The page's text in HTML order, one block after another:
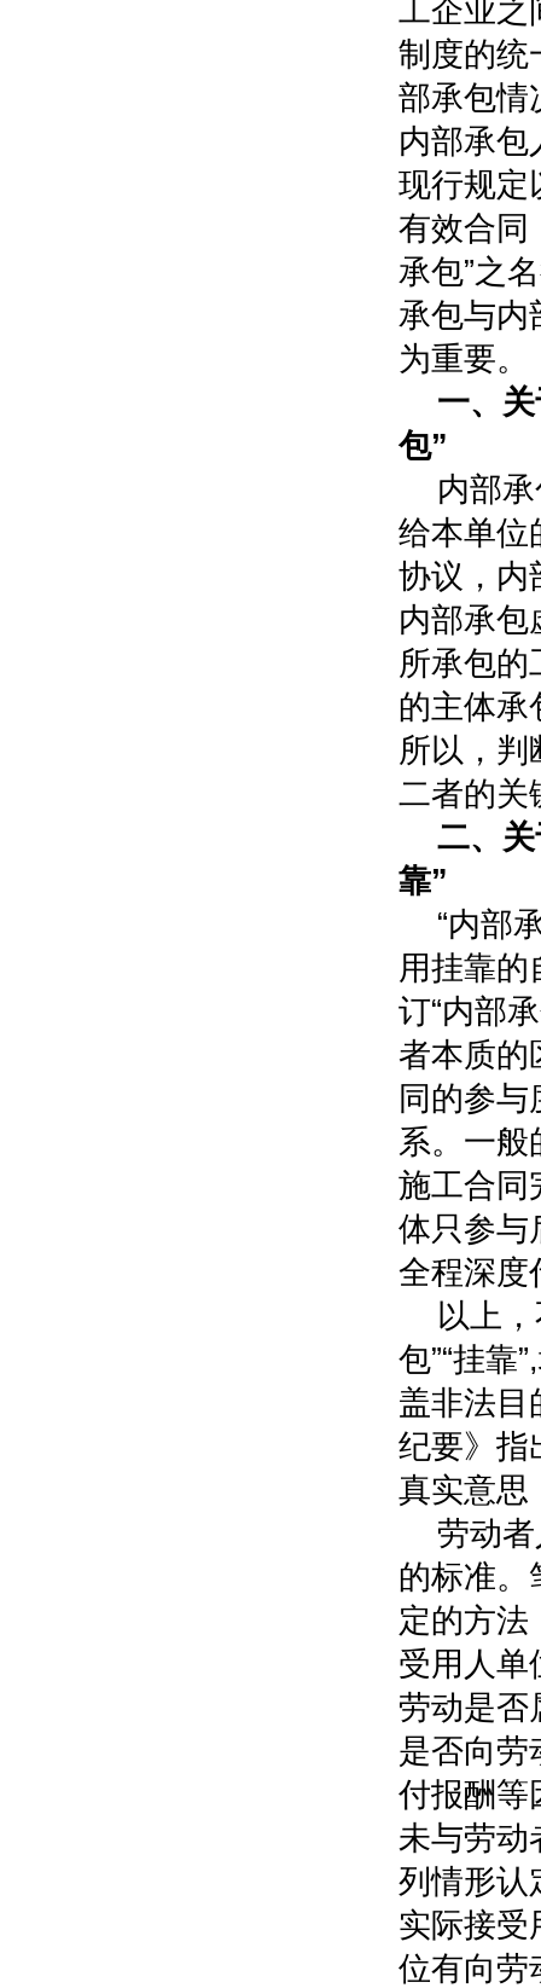
工企业之
制度的统
部承包情
内部承包
现行规定
有效合同
承包”之
承包与内
为重要。
一、
包”
内部
给本单位
协议，内
内部承包
所承包的
的主体承
所以，判
二者的关
二、
靠”
“内部
用挂靠的
订“内部
者本质的
同的参
系。一般
施工合同
体只参与
全程深度
以上
包”“挂靠
盖非法目
纪要》指
真实意思
劳动
的标准。
定的方法
受用人单
劳动是否
是否向劳
付报酬等
未与劳动
列情形认
实际接受
位有向劳